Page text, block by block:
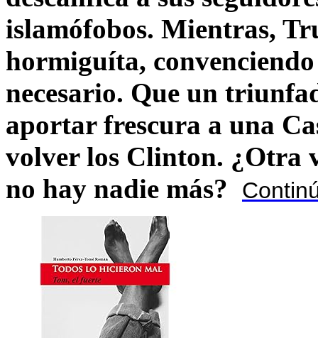
islamófobos. Mientras,
hormiguíta,
necesario. Que un
aportar frescura a una
volver los Clinton. ¿Otra
no hay nadie más?